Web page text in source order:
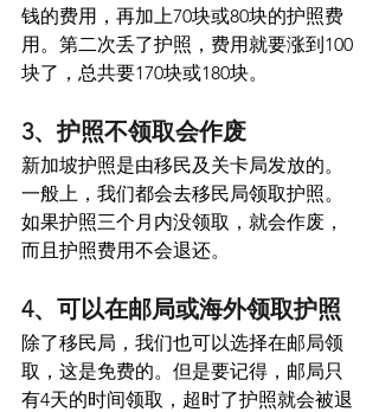
钱的费用，再加上70块或80块的护照费
用。第二次丢了护照，费用就要涨到100
块了，总共要170块或180块。
3、护照不领取会作废
新加坡护照是由移民及关卡局发放的。
一般上，我们都会去移民局领取护照。
如果护照三个月内没领取，就会作废，
而且护照费用不会退还。
4、可以在邮局或海外领取护照
除了移民局，我们也可以选择在邮局领
取，这是免费的。但是要记得，邮局只
有4天的时间领取，超时了护照就会被退